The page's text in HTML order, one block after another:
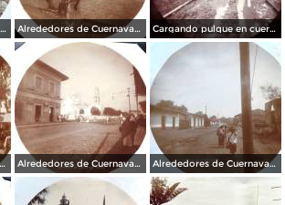
Tipos Mexicanos Alrededores de Cuernavaca Morelos.. Alrededores de Cuernavaca Morelos. Cargando pulque en cueros de puerco Alrededores de Cuernavaca Morelos.
Alrededores de Cuernavaca Morelos. Alrededores de Cuernavaca Morelos. Alrededores de Cuernavaca Morelos.